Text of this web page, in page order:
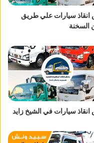
سيارات علي طريق
السخنة
سيارات في الشيخ زايد